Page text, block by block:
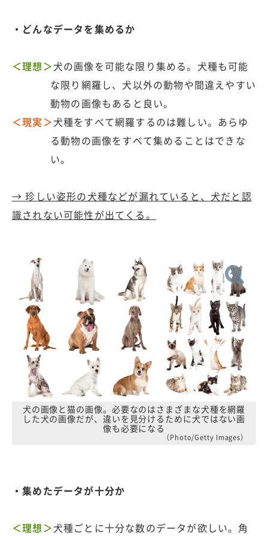
・どんなデータを集めるか
＜理想＞犬の画像を可能な限り集める。犬種も可能
な限り網羅し、犬以外の動物や間違えやすい
動物の画像もあると良い。
＜現実＞犬種をすべて網羅するのは難しい。あらゆ
る動物の画像をすべて集めることはできな
い。
→ 珍しい姿形の犬種などが漏れていると、犬だと認
識されない可能性が出てくる。
犬の画像と猫の画像。必要なのはさまざまな犬種を網羅
した犬の画像だが、違いを見分けるために犬ではない画
像も必要になる
（Photo/Getty Images）
・集めたデータが十分か
＜理想＞犬種ごとに十分な数のデータが欲しい。角